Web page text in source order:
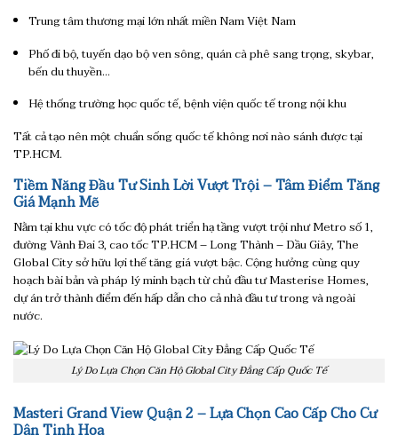
Trung tâm thương mại lớn nhất miền Nam Việt Nam
Phố đi bộ, tuyến dạo bộ ven sông, quán cà phê sang trọng, skybar,
bến du thuyền…
Hệ thống trường học quốc tế, bệnh viện quốc tế trong nội khu
Tất cả tạo nên một chuẩn sống quốc tế không nơi nào sánh được tại
TP.HCM.
Tiềm Năng Đầu Tư Sinh Lời Vượt Trội – Tâm Điểm Tăng
Giá Mạnh Mẽ
Nằm tại khu vực có tốc độ phát triển hạ tầng vượt trội như Metro số 1,
đường Vành Đai 3, cao tốc TP.HCM – Long Thành – Dầu Giây, The
Global City sở hữu lợi thế tăng giá vượt bậc. Cộng hưởng cùng quy
hoạch bài bản và pháp lý minh bạch từ chủ đầu tư Masterise Homes,
dự án trở thành điểm đến hấp dẫn cho cả nhà đầu tư trong và ngoài
nước.
Lý Do Lựa Chọn Căn Hộ Global City Đẳng Cấp Quốc Tế
Masteri Grand View Quận 2 – Lựa Chọn Cao Cấp Cho Cư
Dân Tinh Hoa